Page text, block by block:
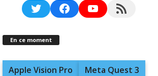
TwitterFacebookYouTubeRSS Feed
En ce moment
Apple Vision Pro
Meta Quest 3